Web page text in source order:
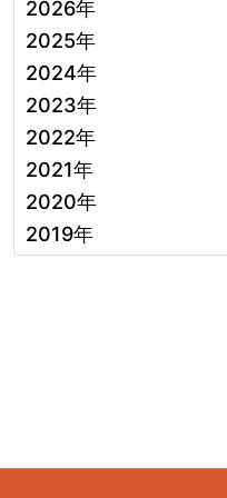
2026年
2025年
2024年
2023年
2022年
2021年
2020年
2019年